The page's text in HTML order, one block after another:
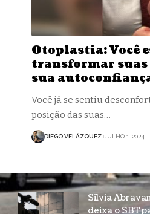
Otoplastia: Você
transformar suas
sua
Você já se sentiu
posição das suas…
DIEGO VELÁZQUEZ JULHO 1, 2024
Silvia
deixa o SBT